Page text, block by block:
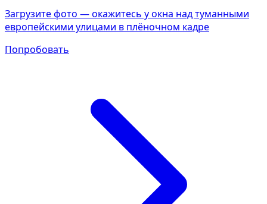
Загрузите фото — окажитесь у окна над туманными
европейскими улицами в плёночном кадре
Попробовать